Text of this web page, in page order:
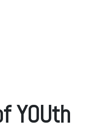
YOUth